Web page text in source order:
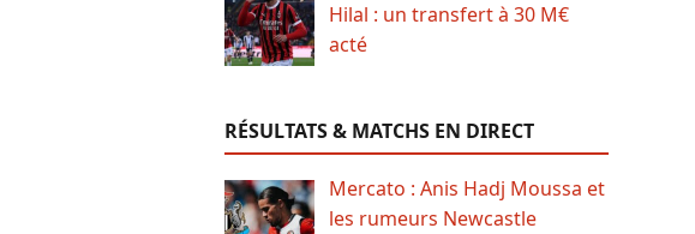
Hilal : un transfert à 30 M€
acté
RÉSULTATS & MATCHS EN DIRECT
Mercato : Anis Hadj Moussa et
les rumeurs Newcastle